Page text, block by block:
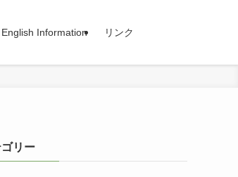
English Information リンク
ゴリー